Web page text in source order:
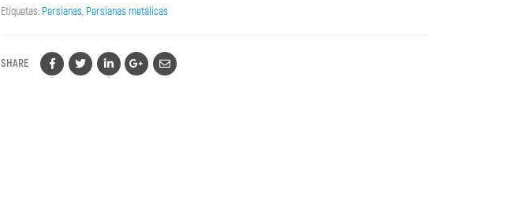
Etiquetas: Persianas, Persianas metálicas
SHARE